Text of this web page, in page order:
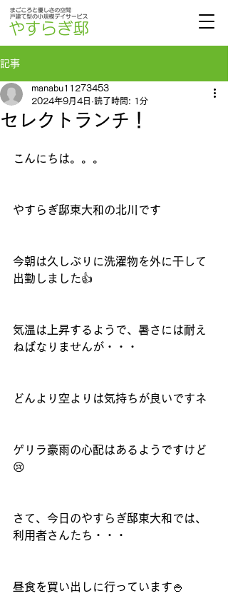
記事
セレクトランチ！
manabu11273453
2024年9月4日 読了時間: 1分
こんにちは。。。
やすらぎ邸東大和の北川です
今朝は久しぶりに洗濯物を外に干して
出勤しました👍
気温は上昇するようで、暑さには耐え
ねばなりませんが・・・
どんより空よりは気持ちが良いですネ
ゲリラ豪雨の心配はあるようですけど
😢
さて、今日のやすらぎ邸東大和では、
利用者さんたち・・・
昼食を買い出しに行っています🍚